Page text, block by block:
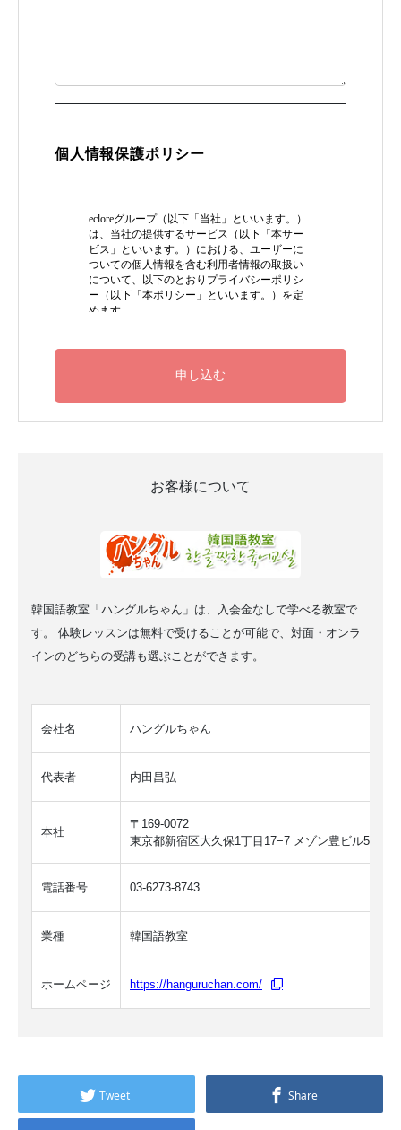
個人情報保護ポリシー
お客様について
韓国語教室「ハングルちゃん」は、入会金なしで学べる教室で
す。 体験レッスンは無料で受けることが可能で、対面・オンラ
インのどちらの受講も選ぶことができます。
会社名 ハングルちゃん
代表者 内田昌弘
本社
〒169-0072
東京都新宿区大久保1丁目17−7 メゾン豊ビル5階
電話番号 03-6273-8743
業種 韓国語教室
ホームページ https://hanguruchan.com/
Tweet Share